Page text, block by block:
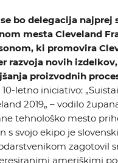
bo delegacija najprej
mesta Cleveland
ki promovira
razvoja novih
proizvodnih
10-letno iniciativo:
2019„ – vodilo
tehnološko mesto
s svojo ekipo je
zagotovil
ameriškimi